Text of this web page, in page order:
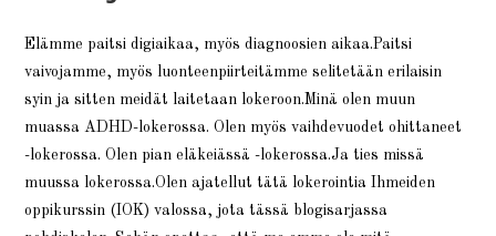
Elämme paitsi digiaikaa, myös diagnoosien aikaa.Paitsi
vaivojamme, myös luonteenpiirteitämme selitetään erilaisin
syin ja sitten meidät laitetaan lokeroon.Minä olen muun
muassa ADHD-lokerossa. Olen myös vaihdevuodet ohittaneet
-lokerossa. Olen pian eläkeiässä -lokerossa.Ja ties missä
muussa lokerossa.Olen ajatellut tätä lokerointia Ihmeiden
oppikurssin (IOK) valossa, jota tässä blogisarjassa